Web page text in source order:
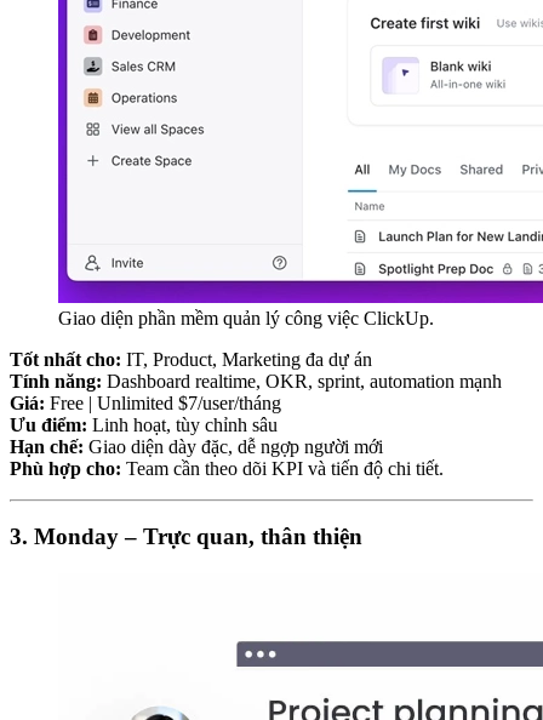
Giao diện phần mềm quản lý công việc ClickUp.
Tốt nhất cho: IT, Product, Marketing đa dự án
Tính năng: Dashboard realtime, OKR, sprint, automation mạnh
Giá: Free | Unlimited $7/user/tháng
Ưu điểm: Linh hoạt, tùy chỉnh sâu
Hạn chế: Giao diện dày đặc, dễ ngợp người mới
Phù hợp cho: Team cần theo dõi KPI và tiến độ chi tiết.
3. Monday – Trực quan, thân thiện